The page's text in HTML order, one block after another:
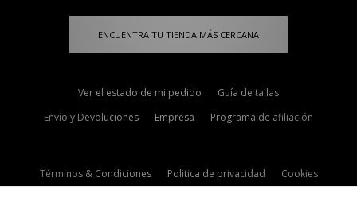
ENCUENTRA TU TIENDA MÁS CERCANA
Ver el estado de mi pedido
Guía de tallas
Envío y Devoluciones
Empresa Programa de afiliación
Términos & Condiciones Politica de privacidad
Cookies